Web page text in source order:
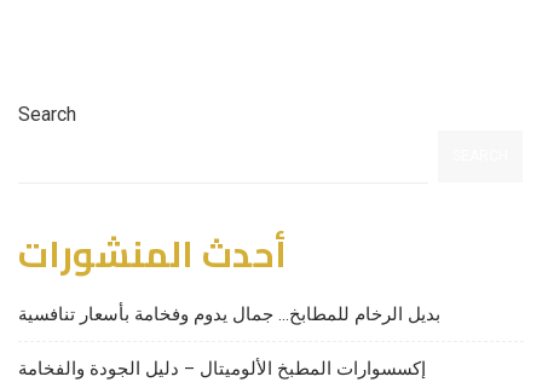
Search
أحدث المنشورات
بديل الرخام للمطابخ… جمال يدوم وفخامة بأسعار تنافسية
إكسسوارات المطبخ الألوميتال – دليل الجودة والفخامة